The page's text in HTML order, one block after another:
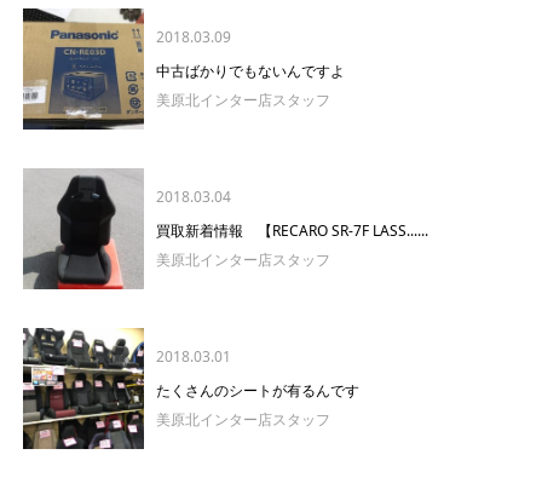
2018.03.09
中古ばかりでもないんですよ
美原北インター店スタッフ
2018.03.04
買取新着情報 【RECARO SR-7F LASS......
美原北インター店スタッフ
2018.03.01
たくさんのシートが有るんです
美原北インター店スタッフ